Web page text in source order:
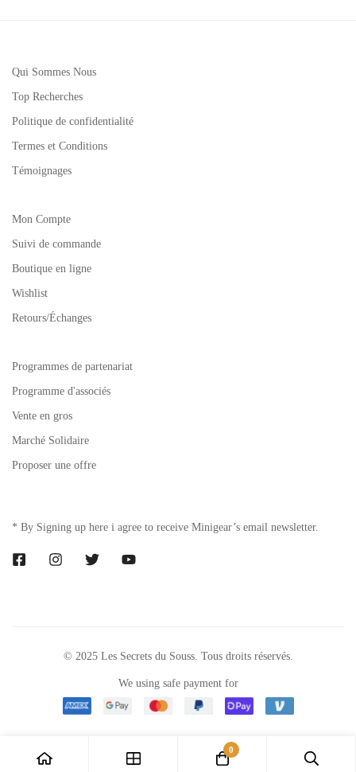
Qui Sommes Nous
Top Recherches
Politique de confidentialité
Termes et Conditions
Témoignages
Mon Compte
Suivi de commande
Boutique en ligne
Wishlist
Retours/Échanges
Programmes de partenariat
Programme d'associés
Vente en gros
Marché Solidaire
Proposer une offre
* By Signing up here i agree to receive Minigear’s email newsletter.
© 2025 Les Secrets du Souss. Tous droits réservés.
We using safe payment for
0